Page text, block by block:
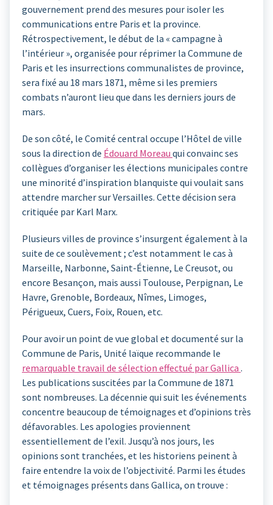
gouvernement prend des mesures pour isoler les
communications entre Paris et la province.
Rétrospectivement, le début de la « campagne à
l’intérieur », organisée pour réprimer la Commune de
Paris et les insurrections communalistes de province,
sera fixé au 18 mars 1871, même si les premiers
combats n’auront lieu que dans les derniers jours de
mars.
De son côté, le Comité central occupe l’Hôtel de ville
sous la direction de Édouard Moreau qui convainc ses
collègues d’organiser les élections municipales contre
une minorité d’inspiration blanquiste qui voulait sans
attendre marcher sur Versailles. Cette décision sera
critiquée par Karl Marx.
Plusieurs villes de province s’insurgent également à la
suite de ce soulèvement ; c’est notamment le cas à
Marseille, Narbonne, Saint-Étienne, Le Creusot, ou
encore Besançon, mais aussi Toulouse, Perpignan, Le
Havre, Grenoble, Bordeaux, Nîmes, Limoges,
Périgueux, Cuers, Foix, Rouen, etc.
Pour avoir un point de vue global et documenté sur la
Commune de Paris, Unité laïque recommande le
remarquable travail de sélection effectué par Gallica .
Les publications suscitées par la Commune de 1871
sont nombreuses. La décennie qui suit les événements
concentre beaucoup de témoignages et d’opinions très
défavorables. Les apologies proviennent
essentiellement de l’exil. Jusqu’à nos jours, les
opinions sont tranchées, et les historiens peinent à
faire entendre la voix de l’objectivité. Parmi les études
et témoignages présents dans Gallica, on trouve :